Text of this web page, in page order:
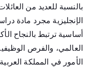
بالنسبة للعديد من
الإنجليزية مجرد مادة
أساسية ترتبط بالنجاح
العالمي، والفرص
الأمور في المملكة